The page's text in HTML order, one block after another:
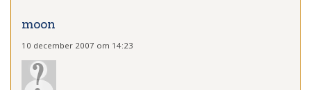
moon
10 december 2007 om 14:23